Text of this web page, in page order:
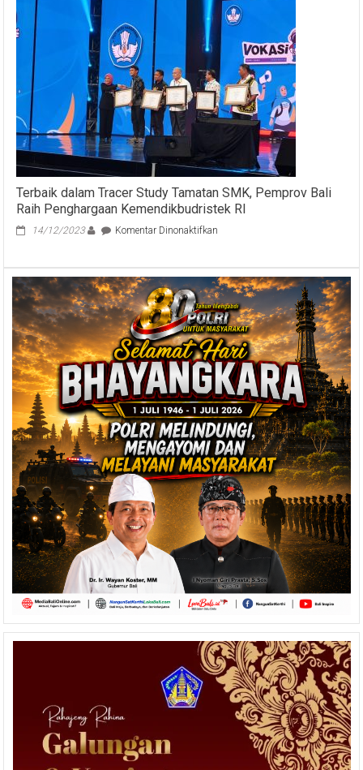
Terbaik dalam Tracer Study Tamatan SMK, Pemprov Bali
Raih Penghargaan Kemendikbudristek RI
14/12/2023 Komentar Dinonaktifkan
Study
Tamatan
SMK,
Pemprov
Bali
Raih
Penghargaan
Kemendikbudristek
RI